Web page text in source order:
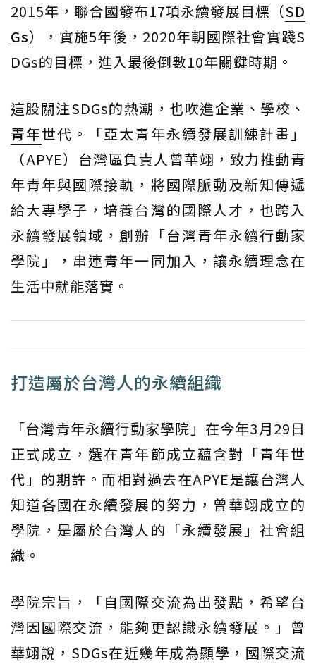
2015年，聯合國發布17項永續發展目標（SD
Gs），實施5年後，2020年朝國際社會實踐S
DGs的目標，進入最後倒數10年關鍵時期。
這股關注SDGs的熱潮，也吹進企業、學校、
青年世代。「亞太青年永續發展訓練計畫」
（APYE）台灣區負責人曾華翊，致力推動青
年青年與國際接軌，將國際脈動及新知傳遞
給大專學子，培養台灣的國際人才，也跨入
永續發展領域，創辦「台灣青年永續行動家
學院」，串連青年一同加入，讓永續理念在
生活中就能落實。
打造屬於台灣人的永續組織
「台灣青年永續行動家學院」在今年3月29日
正式成立，選在青年節成立蘊含對「青年世
代」的期許。而相對過去在APYE是讓台灣人
知道各國在永續發展的努力，曾華翊成立的
學院，是屬於台灣人的「永續發展」社會組
織。
學院宗旨，「自國際交流為出發點，希望台
灣因國際交流，能夠更認識永續發展。」曾
華翊說，SDGs在近幾年成為顯學，國際交流